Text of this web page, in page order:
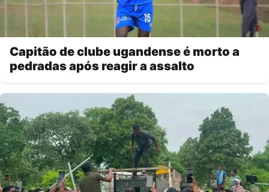
Capitão de clube ugandense é morto a
pedradas após reagir a assalto